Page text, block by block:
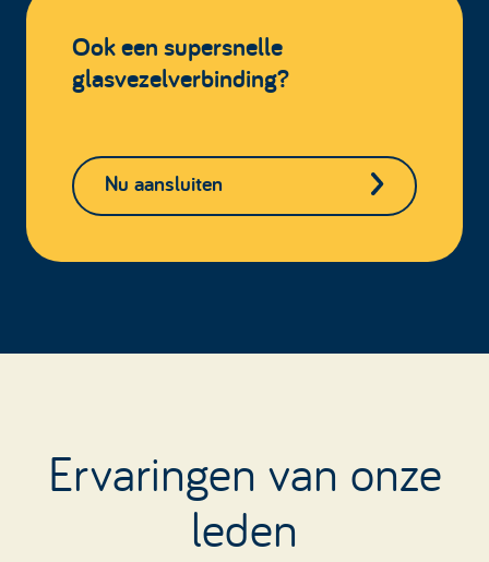
Ook een supersnelle
glasvezelverbinding?
Nu aansluiten
Ervaringen van onze
leden